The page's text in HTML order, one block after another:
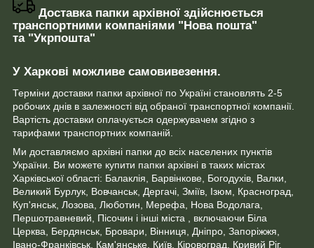
Доставка папки архівної здійснюється
транспортними компаніями "Нова пошта"
та "Укрпошта"
У Харкові можливе самовивезення.
Терміни доставки папки архівної по Україні становлять 2-5
робочих днів в залежності від обраної транспортної компанії.
Вартість доставки оплачується одержувачем згідно з
тарифами транспортних компаній.
Ми доставляємо архівні папки до всіх населених пунктів
України. Ви можете купити папки архівні в таких містах
Харківської області: Балаклія, Барвінкове, Богодухів, Валки,
Великий Бурлук, Вовчанськ, Дергачі, Зміїв, Ізюм, Красноград,
Куп'янськ, Лозова, Люботин, Мерефа, Нова Водолага,
Першотравневий, Пісочин і інші міста , включаючи Біла
Церква, Бердянськ, Бровари, Вінниця, Дніпро, Запоріжжя,
Івано-Франківськ, Кам'янське, Київ, Кіровоград, Кривий Ріг,